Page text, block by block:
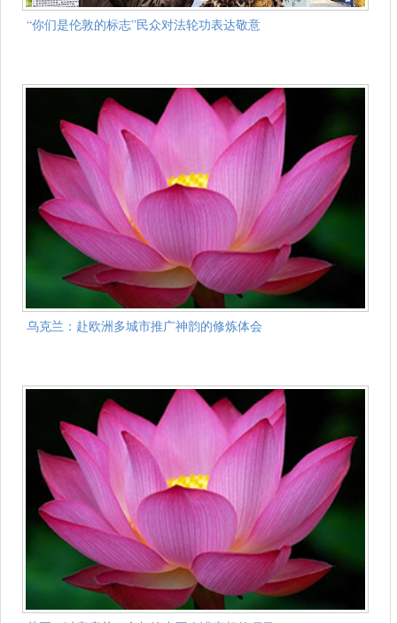
“你们是伦敦的标志”民众对法轮功表达敬意
乌克兰：赴欧洲多城市推广神韵的修炼体会